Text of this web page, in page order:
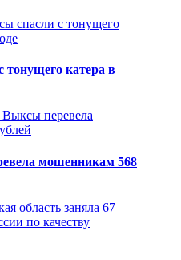
катера в
мошенникам 568